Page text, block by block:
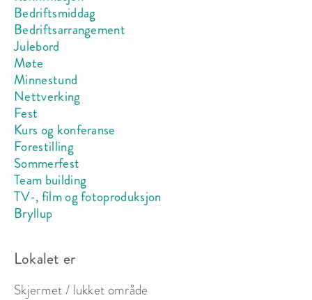
Bedriftsmiddag
Bedriftsarrangement
Julebord
Møte
Minnestund
Nettverking
Fest
Kurs og konferanse
Forestilling
Sommerfest
Team building
TV-, film og fotoproduksjon
Bryllup
Lokalet er
Skjermet / lukket område